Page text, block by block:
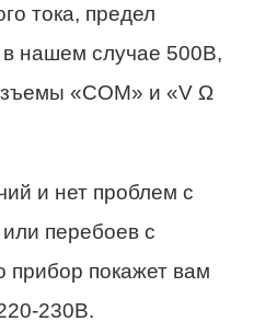
тока, предел
нашем случае 500В,
«COM» и «V Ω
и нет проблем с
перебоев с
прибор покажет вам
230В.